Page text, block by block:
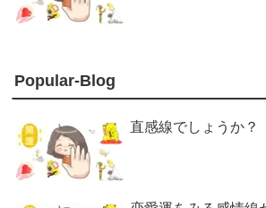
Popular-Blog
直感線でしょうか？